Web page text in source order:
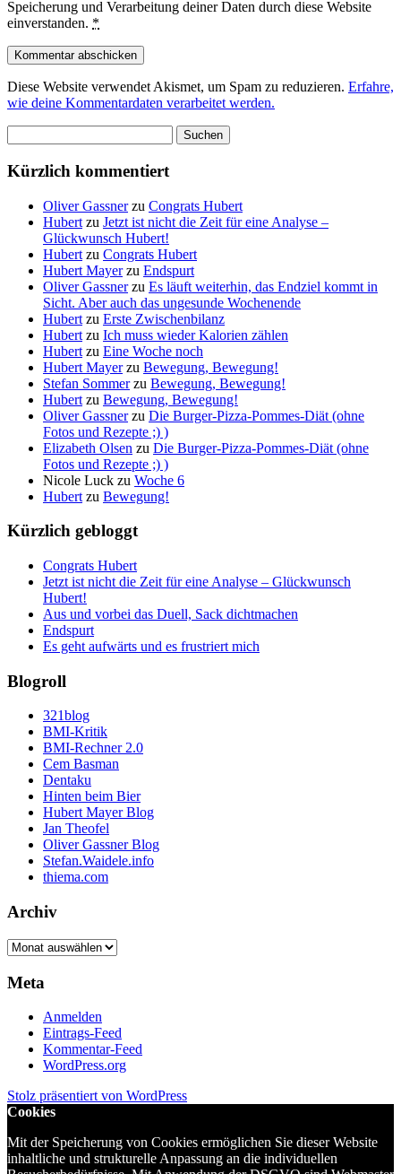
Speicherung und Verarbeitung deiner Daten durch diese Website
einverstanden. *
Diese Website verwendet Akismet, um Spam zu reduzieren. Erfahre,
wie deine Kommentardaten verarbeitet werden.
nach:
Kürzlich kommentiert
Oliver Gassnerzu Congrats Hubert
Hubert zu Jetzt ist nicht die Zeit für eine Analyse –
Glückwunsch Hubert!
Hubert zu Congrats Hubert
Hubert Mayerzu Endspurt
Oliver Gassnerzu Es läuft weiterhin, das Endziel kommt in
Sicht. Aber auch das ungesunde Wochenende
Hubert zu Erste Zwischenbilanz
Hubert zu Ich muss wieder Kalorien zählen
Hubert zu Eine Woche noch
Hubert Mayerzu Bewegung, Bewegung!
Stefan Sommerzu Bewegung, Bewegung!
Hubert zu Bewegung, Bewegung!
Oliver Gassnerzu Die Burger-Pizza-Pommes-Diät (ohne
Fotos und Rezepte ;) )
Elizabeth Olsen zu Die Burger-Pizza-Pommes-Diät (ohne
Fotos und Rezepte ;) )
Nicole Luck zu Woche 6
Hubert zu Bewegung!
Kürzlich gebloggt
Congrats Hubert
Jetzt ist nicht die Zeit für eine Analyse – Glückwunsch
Hubert!
Aus und vorbei das Duell, Sack dichtmachen
Endspurt
Es geht aufwärts und es frustriert mich
Blogroll
321blog
BMI-Kritik
BMI-Rechner 2.0
Cem Basman
Dentaku
Hinten beim Bier
Hubert Mayer Blog
Jan Theofel
Oliver Gassner Blog
Stefan.Waidele.info
thiema.com
Archiv
Archiv
Meta
Anmelden
Eintrags-Feed
Kommentar-Feed
WordPress.org
Stolz präsentiert von WordPress
Cookies
Mit der Speicherung von Cookies ermöglichen Sie dieser Website
inhaltliche und strukturelle Anpassung an die individuellen